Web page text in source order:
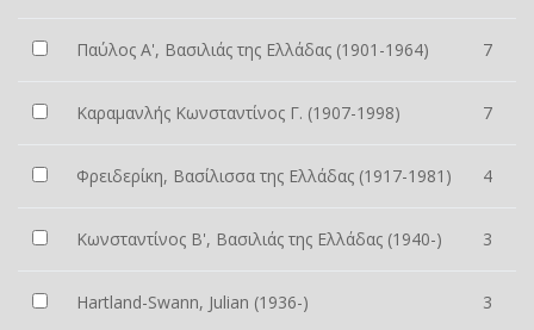
Παύλος Α', Βασιλιάς της Ελλάδας (1901-1964) 7
Καραμανλής Κωνσταντίνος Γ. (1907-1998) 7
Φρειδερίκη, Βασίλισσα της Ελλάδας (1917-1981) 4
Κωνσταντίνος Β', Βασιλιάς της Ελλάδας (1940-) 3
Hartland-Swann, Julian (1936-) 3